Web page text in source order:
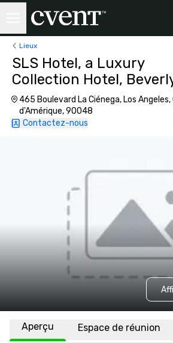
Lieux
SLS Hotel, a Luxury
Collection Hotel,
465 Boulevard La Ciénega, Los
d'Amérique, 90048
Contactez-nous
Aperçu Espace de réunion